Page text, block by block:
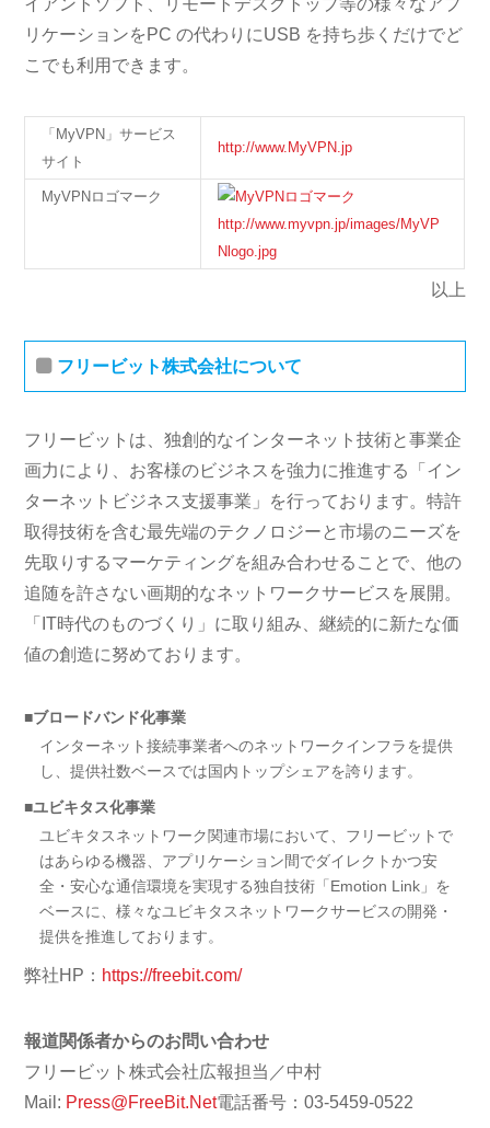
イアントソフト、リモートデスクトップ等の様々なアプ
リケーションをPC の代わりにUSB を持ち歩くだけでど
こでも利用できます。
「MyVPN」サービス
サイト
http://www.MyVPN.jp
MyVPNロゴマーク
http://www.myvpn.jp/images/MyVP
Nlogo.jpg
以上
フリービット株式会社について
フリービットは、独創的なインターネット技術と事業企
画力により、お客様のビジネスを強力に推進する「イン
ターネットビジネス支援事業」を行っております。特許
取得技術を含む最先端のテクノロジーと市場のニーズを
先取りするマーケティングを組み合わせることで、他の
追随を許さない画期的なネットワークサービスを展開。
「IT時代のものづくり」に取り組み、継続的に新たな価
値の創造に努めております。
■ブロードバンド化事業
インターネット接続事業者へのネットワークインフラを提供
し、提供社数ベースでは国内トップシェアを誇ります。
■ユビキタス化事業
ユビキタスネットワーク関連市場において、フリービットで
はあらゆる機器、アプリケーション間でダイレクトかつ安
全・安心な通信環境を実現する独自技術「Emotion Link」を
ベースに、様々なユビキタスネットワークサービスの開発・
提供を推進しております。
弊社HP： https://freebit.com/
報道関係者からのお問い合わせ
フリービット株式会社広報担当／中村
Mail: Press@FreeBit.Net電話番号：03-5459-0522